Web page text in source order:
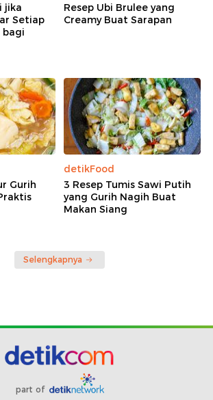
jika
Setiap
bagi
Resep Ubi Brulee yang
Creamy Buat Sarapan
Gurih
detikFood
3 Resep Tumis Sawi Putih
yang Gurih Nagih Buat
Makan Siang
Selengkapnya
part of